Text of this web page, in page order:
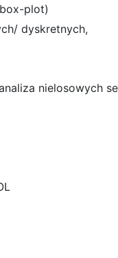
plot)
dyskretnych,
nielosowych